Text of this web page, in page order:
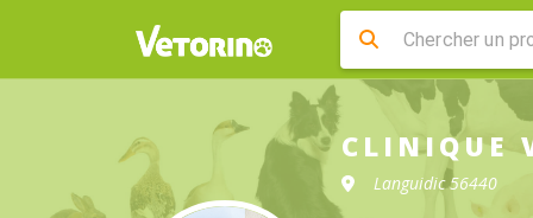
CLINIQUE
Languidic 56440